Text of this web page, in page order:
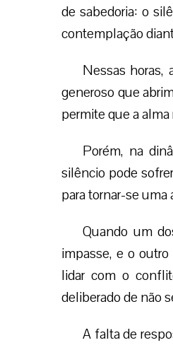
de sabedoria: o
contemplação
Nessas horas,
generoso que
permite que a alma
Porém, na
silêncio pode
para tornar-se
Quando um
impasse, e o
lidar com o
deliberado de não
A falta de